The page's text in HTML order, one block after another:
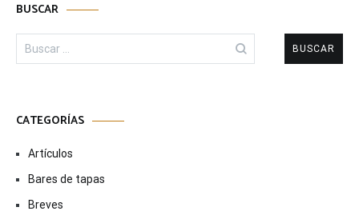
BUSCAR
Buscar:
CATEGORÍAS
Artículos
Bares de tapas
Breves